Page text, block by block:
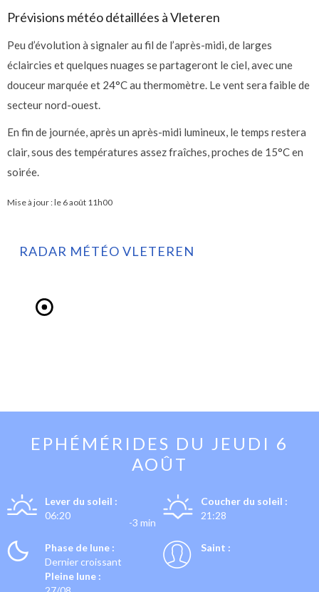
Prévisions météo détaillées à Vleteren
Peu d’évolution à signaler au fil de l’après-midi, de larges
éclaircies et quelques nuages se partageront le ciel, avec une
douceur marquée et 24°C au thermomètre. Le vent sera faible de
secteur nord-ouest.
En fin de journée, après un après-midi lumineux, le temps restera
clair, sous des températures assez fraîches, proches de 15°C en
soirée.
Mise à jour : le 6 août 11h00
RADAR MÉTÉO VLETEREN
EPHÉMÉRIDES DU JEUDI 6
AOÛT
Lever du soleil :
06:20
-3 min
Coucher du soleil :
21:28
Phase de lune :
Dernier croissant
Pleine lune :
Saint :